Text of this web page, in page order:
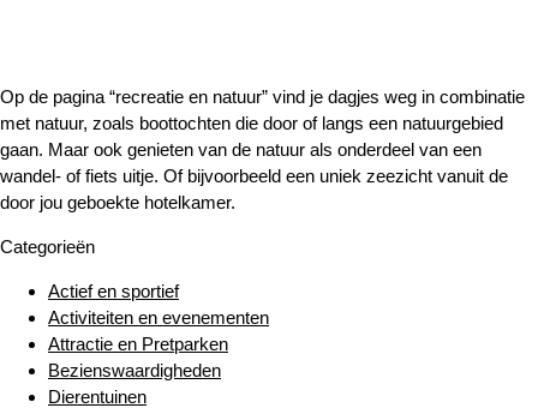
Op de pagina “recreatie en natuur” vind je dagjes weg in combinatie
met natuur, zoals boottochten die door of langs een natuurgebied
gaan. Maar ook genieten van de natuur als onderdeel van een
wandel- of fiets uitje. Of bijvoorbeeld een uniek zeezicht vanuit de
door jou geboekte hotelkamer.
Categorieën
Actief en sportief
Activiteiten en evenementen
Attractie en Pretparken
Bezienswaardigheden
Dierentuinen